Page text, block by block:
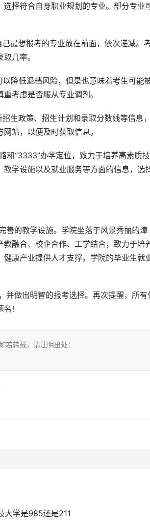
择符合自身职业规划的专业。部分专业
最想报考的专业放在前面，依次递减。
几率。
降低退档风险，但是也意味着考生可能
考虑是否服从专业调剂。
生政策、招生计划和录取分数线等信息
站，以便及时获取信息。
和“3333”办学定位，致力于培养高素质
学设施以及就业服务等方面的信息，选
融合、校企合作、工学结合，致力于培
康产业提供人才支撑。学院的毕业生就
！
若转载，请注明出处：
大学是985还是211